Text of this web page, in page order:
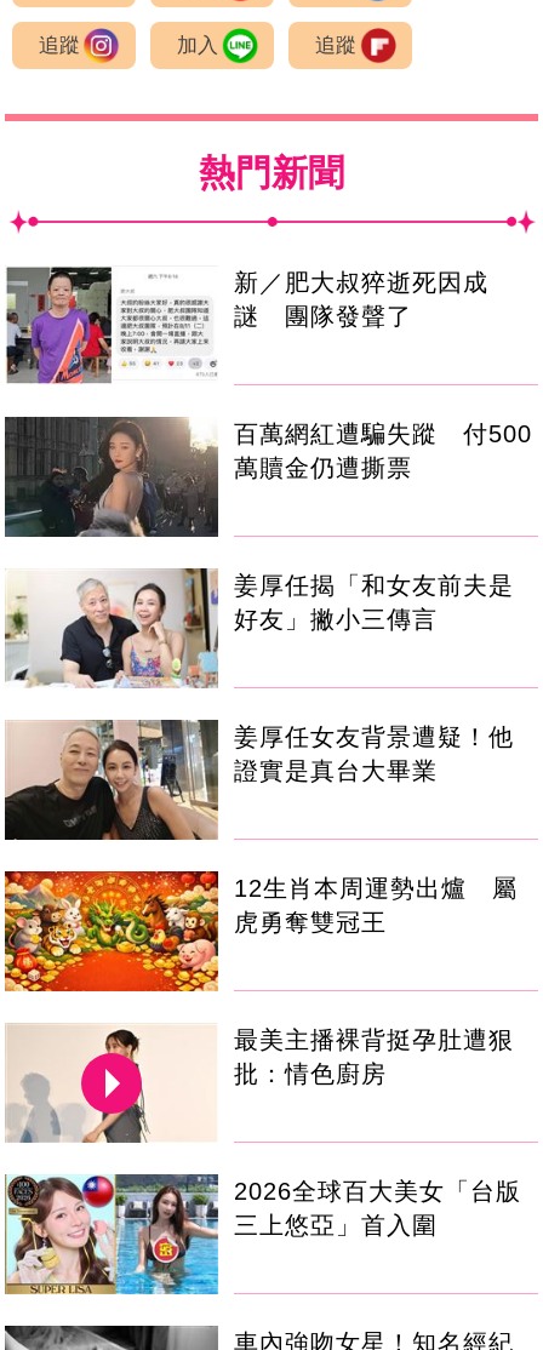
追蹤 加入 追蹤
熱門新聞
新／肥大叔猝逝死因成
謎 團隊發聲了
百萬網紅遭騙失蹤 付500
萬贖金仍遭撕票
姜厚任揭「和女友前夫是
好友」撇小三傳言
姜厚任女友背景遭疑！他
證實是真台大畢業
12生肖本周運勢出爐 屬
虎勇奪雙冠王
最美主播裸背挺孕肚遭狠
批：情色廚房
2026全球百大美女「台版
三上悠亞」首入圍
車內強吻女星！知名經紀